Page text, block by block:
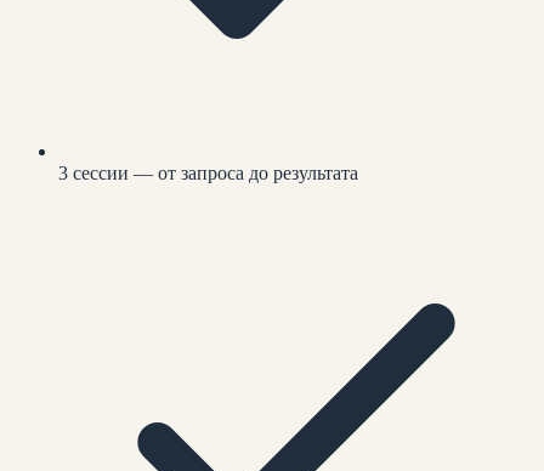
3 сессии — от запроса до результата